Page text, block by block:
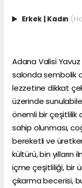
Erkek | Kadın
Adana Valisi Yavuz
salonda sembolik
lezzetine dikkat
üzerinde
önemli bir çeşitlilik
sahip olunması,
bereketli ve
kültürü, bin
içme çeşitliliği, bir
çıkarma becerisi,